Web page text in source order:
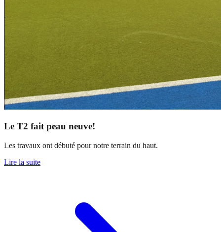
Le T2 fait peau neuve!
Les travaux ont débuté pour notre terrain du haut.
Lire la suite